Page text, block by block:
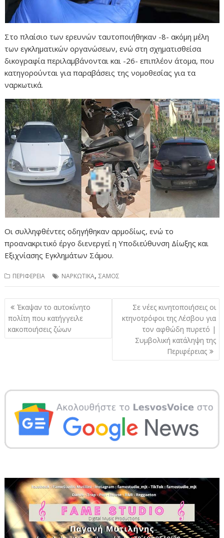
Στο πλαίσιο των ερευνών ταυτοποιήθηκαν -8- ακόμη μέλη
των εγκληματικών οργανώσεων, ενώ στη σχηματισθείσα
δικογραφία περιλαμβάνονται και -26- επιπλέον άτομα, που
κατηγορούνται για παραβάσεις της νομοθεσίας για τα
ναρκωτικά.
Οι συλληφθέντες οδηγήθηκαν αρμοδίως, ενώ το
προανακριτικό έργο διενεργεί η Υποδιεύθυνση Δίωξης και
Εξιχνίασης Εγκλημάτων Σάμου.
ΠΕΡΙΦΕΡΕΙΑ ΝΑΡΚΩΤΙΚΑ,ΣΑΜΟΣ
Πλοήγηση
άρθρων
Έκαψαν το αυτοκίνητο
πολίτη που κατήγγειλε
κακοποιήσεις ζώων
Σε νέες κινητοποιήσεις οι
κτηνοτρόφοι της Λέσβου για
τον αφθώδη πυρετό |
Συμβολική κατάληψη της
Περιφέρειας